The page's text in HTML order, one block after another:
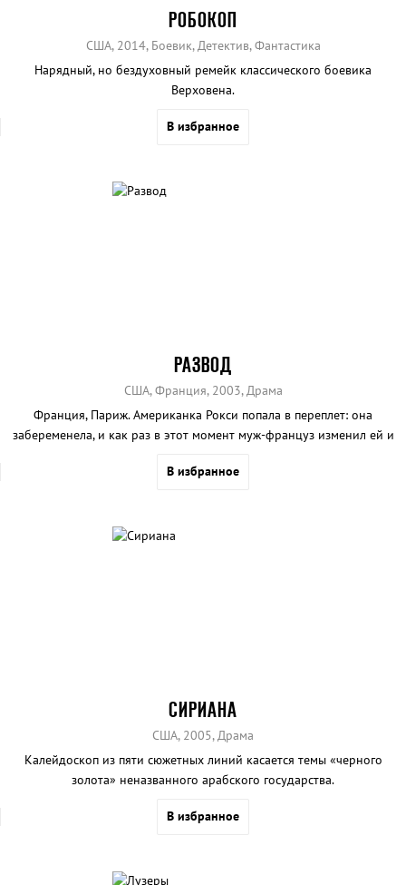
РОБОКОП
США, 2014, Боевик, Детектив, Фантастика
Нарядный, но бездуховный ремейк классического боевика
Верховена.
В избранное
РАЗВОД
США, Франция, 2003, Драма
Франция, Париж. Американка Рокси попала в переплет: она
забеременела, и как раз в этот момент муж-француз изменил ей и
Изабель. Вместе они дали достойный ответ недостойным
восходящая «звездочка» Наоми Уоттс
В избранное
СИРИАНА
США, 2005, Драма
Калейдоскоп из пяти сюжетных линий касается темы «черного
золота» неназванного арабского государства.
В избранное